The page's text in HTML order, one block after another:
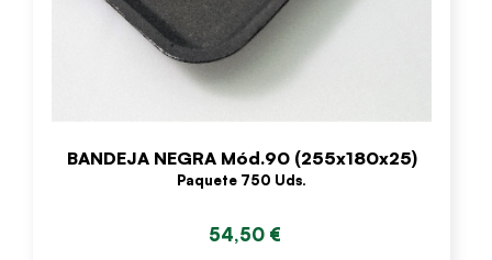
BANDEJA NEGRA Mód.90 (255x180x25)
Paquete 750 Uds.
54,50 €